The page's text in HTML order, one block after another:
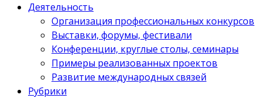
Деятельность
Организация профессиональных конкурсов
Выставки, форумы, фестивали
Конференции, круглые столы, семинары
Примеры реализованных проектов
Развитие международных связей
Рубрики